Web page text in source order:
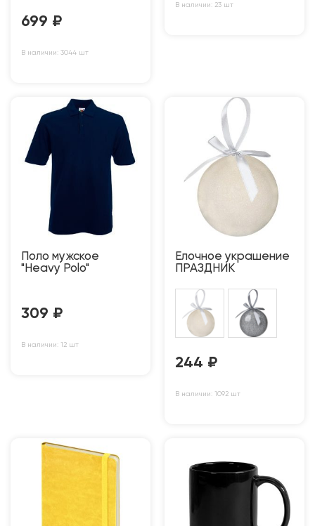
699 ₽
В наличии: 3044 шт
В наличии: 23 шт
Поло мужское
"Heavy Polo"
309 ₽
В наличии: 12 шт
Елочное украшение
ПРАЗДНИК
244 ₽
В наличии: 1092 шт